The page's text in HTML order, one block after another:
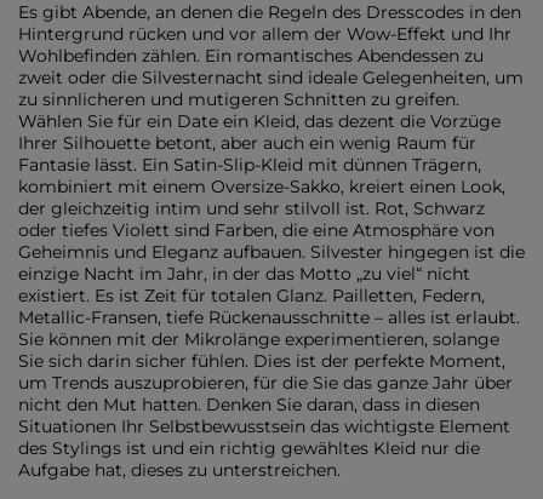
Es gibt Abende, an denen die Regeln des Dresscodes in den
Hintergrund rücken und vor allem der Wow-Effekt und Ihr
Wohlbefinden zählen. Ein romantisches Abendessen zu
zweit oder die Silvesternacht sind ideale Gelegenheiten, um
zu sinnlicheren und mutigeren Schnitten zu greifen.
Wählen Sie für ein Date ein Kleid, das dezent die Vorzüge
Ihrer Silhouette betont, aber auch ein wenig Raum für
Fantasie lässt. Ein Satin-Slip-Kleid mit dünnen Trägern,
kombiniert mit einem Oversize-Sakko, kreiert einen Look,
der gleichzeitig intim und sehr stilvoll ist. Rot, Schwarz
oder tiefes Violett sind Farben, die eine Atmosphäre von
Geheimnis und Eleganz aufbauen. Silvester hingegen ist die
einzige Nacht im Jahr, in der das Motto „zu viel“ nicht
existiert. Es ist Zeit für totalen Glanz. Pailletten, Federn,
Metallic-Fransen, tiefe Rückenausschnitte – alles ist erlaubt.
Sie können mit der Mikrolänge experimentieren, solange
Sie sich darin sicher fühlen. Dies ist der perfekte Moment,
um Trends auszuprobieren, für die Sie das ganze Jahr über
nicht den Mut hatten. Denken Sie daran, dass in diesen
Situationen Ihr Selbstbewusstsein das wichtigste Element
des Stylings ist und ein richtig gewähltes Kleid nur die
Aufgabe hat, dieses zu unterstreichen.